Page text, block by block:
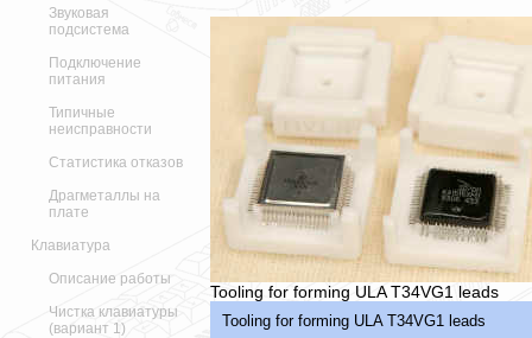
Звуковая
подсистема
Подключение
питания
Типичные
неисправности
Статистика отказов
Драгметаллы на
плате
Клавиатура
Описание работы
Чистка клавиатуры
(вариант 1)
Tooling for forming ULA T34VG1 leads
Tooling for forming ULA T34VG1 leads